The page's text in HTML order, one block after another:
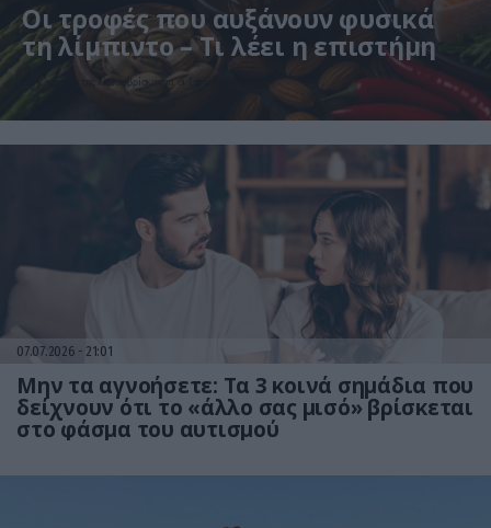
Οι τροφές που αυξάνουν φυσικά
τη λίμπιντο – Τι λέει η επιστήμη
Στην κορυφή της λίστας βρίσκονται οι ξηροί καρποί
07.07.2026 21:01
Μην τα αγνοήσετε: Τα 3 κοινά σημάδια που
δείχνουν ότι το «άλλο σας μισό» βρίσκεται
στο φάσμα του αυτισμού